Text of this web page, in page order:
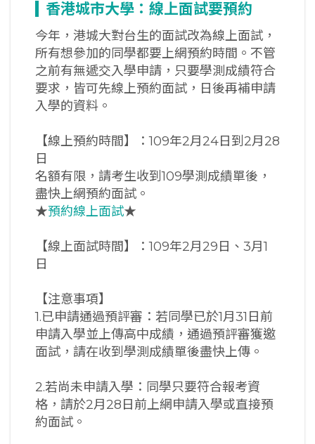
香港城市大學：線上面試要預約
今年，港城大對台生的面試改為線上面試，
所有想參加的同學都要上網預約時間。不管
之前有無遞交入學申請，只要學測成績符合
要求，皆可先線上預約面試，日後再補申請
入學的資料。
【線上預約時間】：109年2月24日到2月28
日
名額有限，請考生收到109學測成績單後，
盡快上網預約面試。
★預約線上面試★
【線上面試時間】：109年2月29日、3月1
日
【注意事項】
1.已申請通過預評審：若同學已於1月31日前
申請入學並上傳高中成績，通過預評審獲邀
面試，請在收到學測成績單後盡快上傳。
2.若尚未申請入學：同學只要符合報考資
格，請於2月28日前上網申請入學或直接預
約面試。